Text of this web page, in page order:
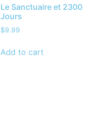
Le Sanctuaire et 2300
Jours
$9.99
Add to cart